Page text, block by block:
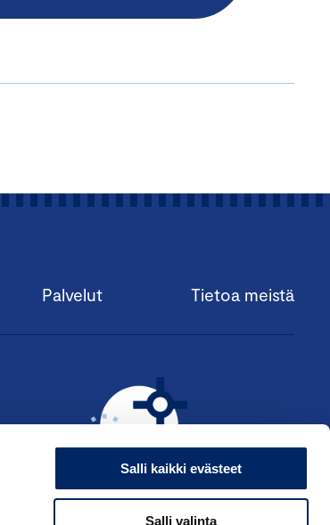
Salli kaikki evästeet
Salli valinta
Palvelut Tietoa meistä